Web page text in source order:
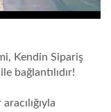
Kendin Sipariş
bağlantılıdır!